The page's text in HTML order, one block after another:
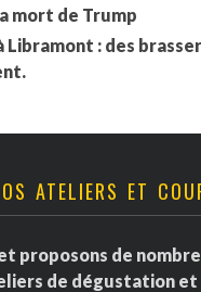
mort de Trump
Libramont : des
ATELIERS ET
proposons de
de dégustation